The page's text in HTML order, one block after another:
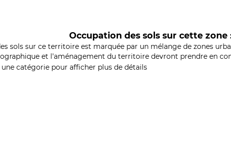
Occupation des sols sur cette zone
sols sur ce territoire est marquée par un mélange de zones
et l'aménagement du territoire devront prendre en
une catégorie pour afficher plus de détails